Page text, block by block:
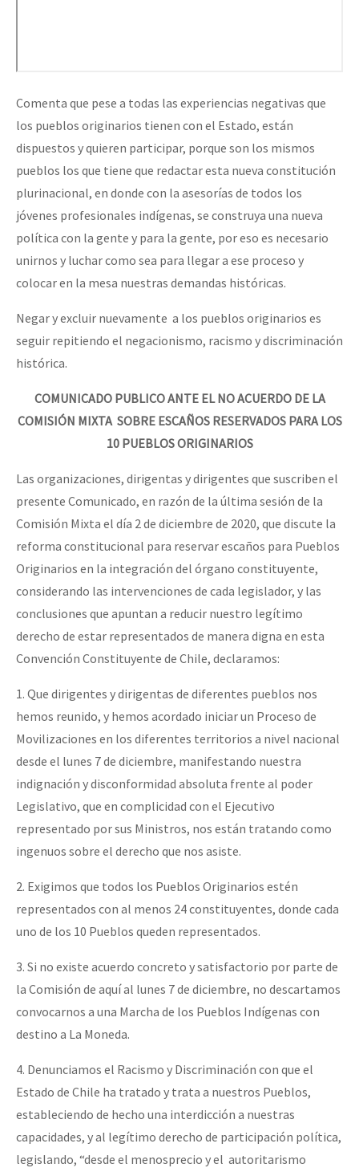
Comenta que pese a todas las experiencias negativas que
los pueblos originarios tienen con el Estado, están
dispuestos y quieren participar, porque son los mismos
pueblos los que tiene que redactar esta nueva constitución
plurinacional, en donde con la asesorías de todos los
jóvenes profesionales indígenas, se construya una nueva
política con la gente y para la gente, por eso es necesario
unirnos y luchar como sea para llegar a ese proceso y
colocar en la mesa nuestras demandas históricas.
Negar y excluir nuevamente a los pueblos originarios es
seguir repitiendo el negacionismo, racismo y discriminación
histórica.
COMUNICADO PUBLICO ANTE EL NO ACUERDO DE LA
COMISIÓN MIXTA SOBRE ESCAÑOS RESERVADOS PARA LOS
10 PUEBLOS ORIGINARIOS
Las organizaciones, dirigentas y dirigentes que suscriben el
presente Comunicado, en razón de la última sesión de la
Comisión Mixta el día 2 de diciembre de 2020, que discute la
reforma constitucional para reservar escaños para Pueblos
Originarios en la integración del órgano constituyente,
considerando las intervenciones de cada legislador, y las
conclusiones que apuntan a reducir nuestro legítimo
derecho de estar representados de manera digna en esta
Convención Constituyente de Chile, declaramos:
1. Que dirigentes y dirigentas de diferentes pueblos nos
hemos reunido, y hemos acordado iniciar un Proceso de
Movilizaciones en los diferentes territorios a nivel nacional
desde el lunes 7 de diciembre, manifestando nuestra
indignación y disconformidad absoluta frente al poder
Legislativo, que en complicidad con el Ejecutivo
representado por sus Ministros, nos están tratando como
ingenuos sobre el derecho que nos asiste.
2. Exigimos que todos los Pueblos Originarios estén
representados con al menos 24 constituyentes, donde cada
uno de los 10 Pueblos queden representados.
3. Si no existe acuerdo concreto y satisfactorio por parte de
la Comisión de aquí al lunes 7 de diciembre, no descartamos
convocarnos a una Marcha de los Pueblos Indígenas con
destino a La Moneda.
4. Denunciamos el Racismo y Discriminación con que el
Estado de Chile ha tratado y trata a nuestros Pueblos,
estableciendo de hecho una interdicción a nuestras
capacidades, y al legítimo derecho de participación política,
legislando, “desde el menosprecio y el autoritarismo